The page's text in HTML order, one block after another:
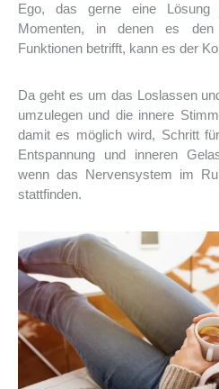
Ego, das gerne eine Lösung
Momenten, in denen es
Funktionen betrifft, kann es der
Da geht es um das Loslassen
umzulegen und die innere
damit es möglich wird, Schritt
Entspannung und inneren
wenn das Nervensystem im
stattfinden.